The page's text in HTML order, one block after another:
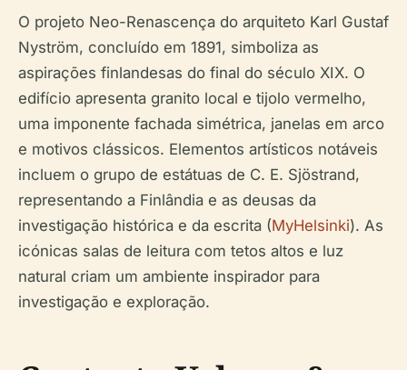
O projeto Neo-Renascença do arquiteto Karl Gustaf
Nyström, concluído em 1891, simboliza as
aspirações finlandesas do final do século XIX. O
edifício apresenta granito local e tijolo vermelho,
uma imponente fachada simétrica, janelas em arco
e motivos clássicos. Elementos artísticos notáveis
incluem o grupo de estátuas de C. E. Sjöstrand,
representando a Finlândia e as deusas da
investigação histórica e da escrita (MyHelsinki). As
icónicas salas de leitura com tetos altos e luz
natural criam um ambiente inspirador para
investigação e exploração.